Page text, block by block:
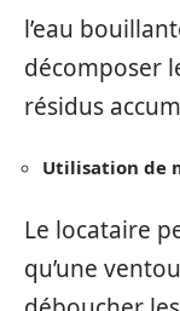
l’eau
décomposer
résidus
Utilisation de
Le locataire
qu’une